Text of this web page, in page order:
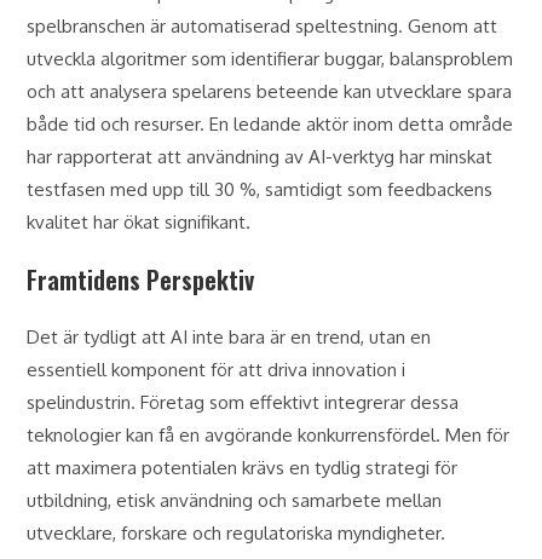
spelbranschen är automatiserad speltestning. Genom att
utveckla algoritmer som identifierar buggar, balansproblem
och att analysera spelarens beteende kan utvecklare spara
både tid och resurser. En ledande aktör inom detta område
har rapporterat att användning av AI-verktyg har minskat
testfasen med upp till 30 %, samtidigt som feedbackens
kvalitet har ökat signifikant.
Framtidens Perspektiv
Det är tydligt att AI inte bara är en trend, utan en
essentiell komponent för att driva innovation i
spelindustrin. Företag som effektivt integrerar dessa
teknologier kan få en avgörande konkurrensfördel. Men för
att maximera potentialen krävs en tydlig strategi för
utbildning, etisk användning och samarbete mellan
utvecklare, forskare och regulatoriska myndigheter.